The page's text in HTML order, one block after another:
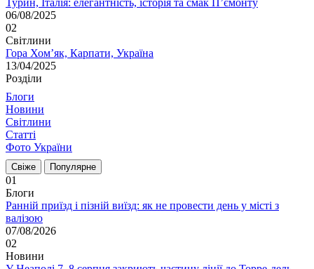
06/08/2025
02
Світлини
Гора Хом’як, Карпати, Україна
13/04/2025
Розділи
Блоги
Новини
Світлини
Статті
Фото України
Свіже Популярне
01
Блоги
Ранній приїзд і пізній виїзд: як не провести день у місті з
валізою
07/08/2026
02
Новини